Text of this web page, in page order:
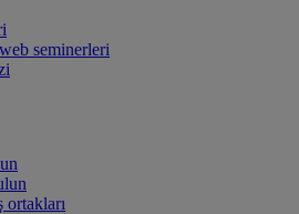
seminerleri
ortakları